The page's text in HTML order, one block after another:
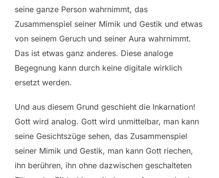
seine ganze Person wahrnimmt, das
Zusammenspiel seiner Mimik und Gestik und etwas
von seinem Geruch und seiner Aura wahrnimmt.
Das ist etwas ganz anderes. Diese analoge
Begegnung kann durch keine digitale wirklich
ersetzt werden.
Und aus diesem Grund geschieht die Inkarnation!
Gott wird analog. Gott wird unmittelbar, man kann
seine Gesichtszüge sehen, das Zusammenspiel
seiner Mimik und Gestik, man kann Gott riechen,
ihn berühren, ihn ohne dazwischen geschalteten